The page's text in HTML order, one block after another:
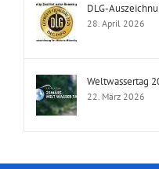
DLG-
28. April 2026
Weltwassertag
22. März 2026